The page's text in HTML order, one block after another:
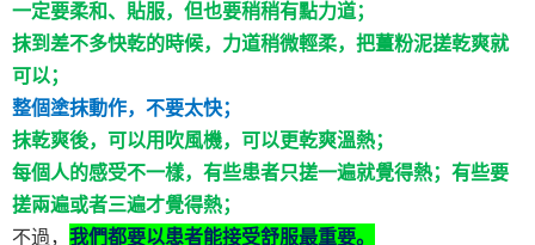
一定要柔和、貼服，但也要稍稍有點力道；
抹到差不多快乾的時候，力道稍微輕柔，把薑粉泥搓乾爽就
可以；
整個塗抹動作，不要太快；
抹乾爽後，可以用吹風機，可以更乾爽溫熱；
每個人的感受不一樣，有些患者只搓一遍就覺得熱；有些要
搓兩遍或者三遍才覺得熱；
不過， 我們都要以患者能接受舒服最重要。